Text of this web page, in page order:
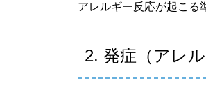
アレルギー反応が起こる
2. 発症（アレル